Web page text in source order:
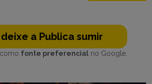
a Publica sumir
fonte preferencialno Google.